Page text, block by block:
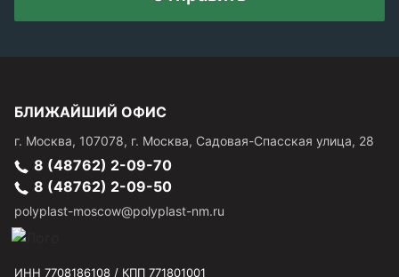
БЛИЖАЙШИЙ ОФИС
г. Москва, 107078, г. Москва, Садовая-Спасская улица, 28
8 (48762) 2-09-70
8 (48762) 2-09-50
polyplast-moscow@polyplast-nm.ru
ИНН 7708186108 / КПП 771801001